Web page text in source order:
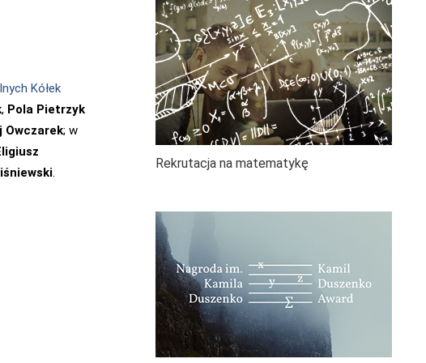
Kółek
, Pola Pietrzyk
Owczarek; w
.
Rekrutacja na matematykę